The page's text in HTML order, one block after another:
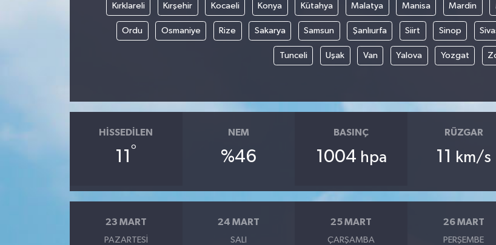
Kırklareli Kırşehir Kocaeli Konya Kütahya Malatya Manisa Mardin
Ordu Osmaniye Rize Sakarya Samsun Şanlıurfa Siirt Sinop
Tunceli Uşak Van Yalova Yozgat
HISSEDILEN
11 °
NEM
%46
BASINÇ
1004 hpa
RÜZGAR
11 km/s
23 MART
PAZARTESI
24 MART
SALI
25 MART
ÇARŞAMBA
26 MART
PERŞEMBE